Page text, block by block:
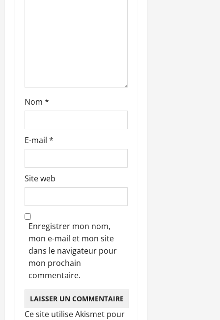
c
l
Nom *
E-mail *
Site web
Enregistrer mon nom,
mon e-mail et mon site
dans le navigateur pour
mon prochain
commentaire.
Ce site utilise Akismet pour